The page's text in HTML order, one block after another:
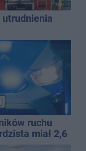
utrudnienia
ruchu
miał 2,6